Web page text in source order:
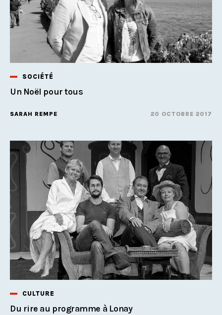
SOCIÉTÉ
Un Noël pour tous
SARAH REMPE 20 OCTOBRE 2017
CULTURE
Du rire au programme à Lonay